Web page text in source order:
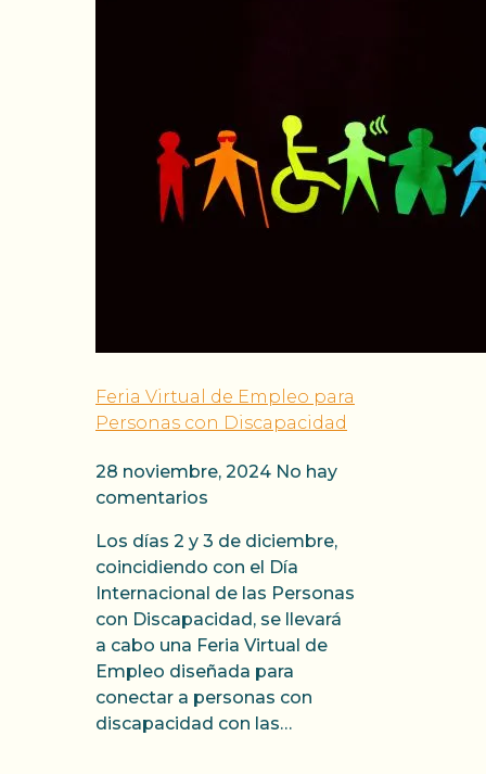
Feria Virtual de Empleo para
Personas con Discapacidad
28 noviembre, 2024 No hay
comentarios
Los días 2 y 3 de diciembre,
coincidiendo con el Día
Internacional de las Personas
con Discapacidad, se llevará
a cabo una Feria Virtual de
Empleo diseñada para
conectar a personas con
discapacidad con las…